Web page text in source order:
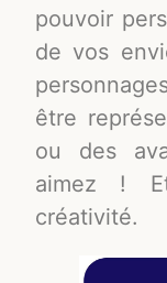
pouvoir
de vos
être
ou des
aimez !
créativité.